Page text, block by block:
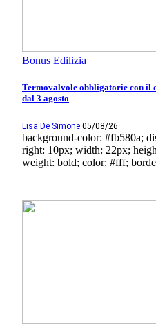
Bonus Edilizia
Termovalvole obbligatorie con il
dal 3 agosto
Lisa De Simone 05/08/26
background-color: #fb580a;
right: 10px; width: 22px;
weight: bold; color: #fff;